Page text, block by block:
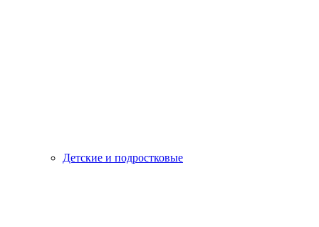
Детские и подростковые